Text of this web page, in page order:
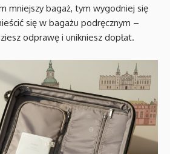
mniejszy bagaż, tym wygodniej się
się w bagażu podręcznym –
odprawę i unikniesz dopłat.